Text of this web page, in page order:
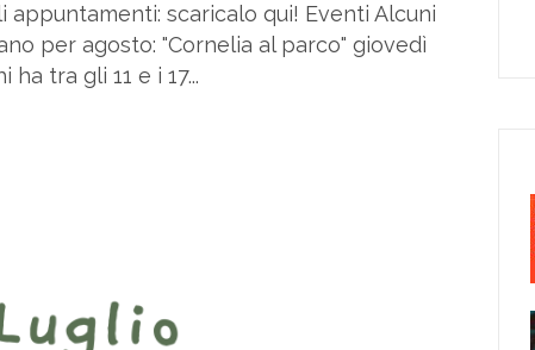
scaricalo qui! Eventi Alcuni
per agosto: "Cornelia al parco" giovedì
tra gli 11 e i 17...